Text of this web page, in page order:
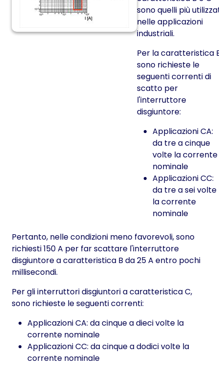
sono quelli più
nelle applicazioni
industriali.
Per la caratteristica
sono richieste le
seguenti correnti di
scatto per
l'interruttore
disgiuntore:
Applicazioni CA:
da tre a cinque
volte la corrente
nominale
Applicazioni CC:
da tre a sei volte
la corrente
nominale
Pertanto, nelle condizioni meno favorevoli, sono
richiesti 150 A per far scattare l'interruttore
disgiuntore a caratteristica B da 25 A entro pochi
millisecondi.
Per gli interruttori disgiuntori a caratteristica C,
sono richieste le seguenti correnti:
Applicazioni CA: da cinque a dieci volte la
corrente nominale
Applicazioni CC: da cinque a dodici volte la
corrente nominale